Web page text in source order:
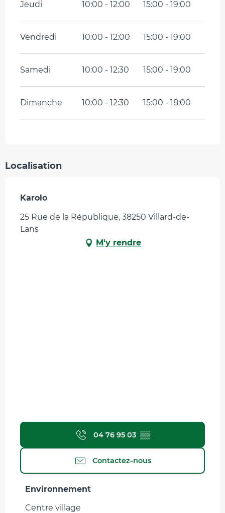
Jeudi 10:00 - 12:00 15:00 - 19:00
Vendredi 10:00 - 12:00 15:00 - 19:00
Samedi 10:00 - 12:30 15:00 - 19:00
Dimanche 10:00 - 12:30 15:00 - 18:00
Localisation
Karolo
25 Rue de la République, 38250 Villard-de-
Lans
M'y rendre
04 76 95 03 ▒▒
Contactez-nous
Environnement
Environnement
Centre village